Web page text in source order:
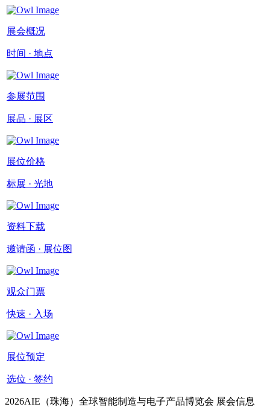
展会概况
时间 · 地点
参展范围
展品 · 展区
展位价格
标展 · 光地
资料下载
邀请函 · 展位图
观众门票
快速 · 入场
展位预定
选位 · 签约
2026AIE（珠海）全球智能制造与电子产品博览会 展会信息